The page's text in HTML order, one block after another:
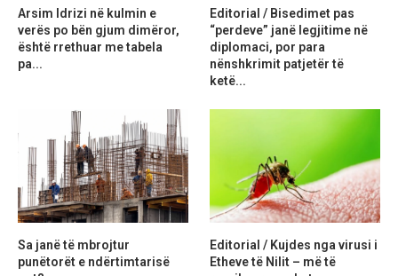
Arsim Idrizi në kulmin e
verës po bën gjum dimëror,
është rrethuar me tabela
pa...
Editorial / Bisedimet pas
“perdeve” janë legjitime në
diplomaci, por para
nënshkrimit patjetër të
ketë...
Sa janë të mbrojtur
punëtorët e ndërtimtarisë
Editorial / Kujdes nga virusi i
Etheve të Nilit – më të